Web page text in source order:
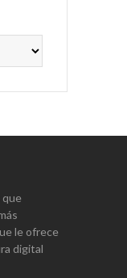
le ofrece
digital